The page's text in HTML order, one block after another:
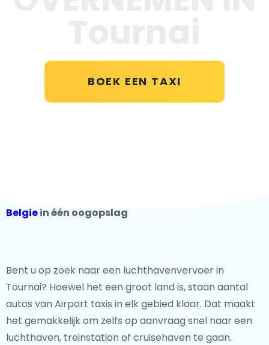
BOEK EEN TAXI
Belgiein één oogopslag
Bent u op zoek naar een luchthavenvervoer in
Tournai? Hoewel het een groot land is, staan aantal
autos van Airport taxis in elk gebied klaar. Dat maakt
het gemakkelijk om zelfs op aanvraag snel naar een
luchthaven, treinstation of cruisehaven te gaan.